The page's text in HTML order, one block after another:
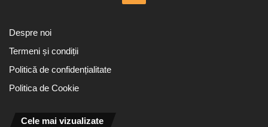
Despre noi
Termeni și condiții
Politică de confidențialitate
Politica de Cookie
Cele mai vizualizate